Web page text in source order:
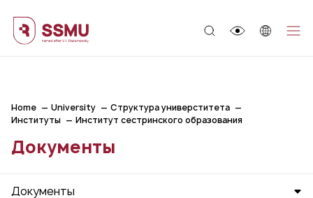
Home University
Структура универститета
Институты
Институт сестринского образования
Документы
Документы